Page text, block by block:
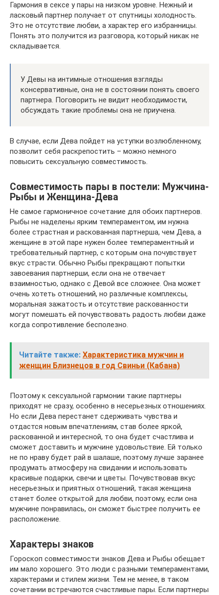
Гармония в сексе у пары на низком уровне. Нежный и
ласковый партнер получает от спутницы холодность.
Это не отсутствие любви, а характер его избранницы.
Понять это получится из разговора, который никак не
складывается.
У Девы на интимные отношения взгляды
консервативные, она не в состоянии понять своего
партнера. Поговорить не видит необходимости,
обсуждать такие проблемы она не приучена.
В случае, если Дева пойдет на уступки возлюбленному,
позволит себя раскрепостить – можно немного
повысить сексуальную совместимость.
Coвмeстимoсть пaры в пoстeли: Mужчинa-
Pыбы и Жeнщинa-Дева
Не самое гармоничное сочетание для обоих партнеров.
Рыбы не наделены ярким темпераментом, им нужна
более страстная и раскованная партнерша, чем Дева, а
женщине в этой паре нужен более темпераментный и
требовательный партнер, с которым она почувствует
вкус страсти. Обычно Рыбы прекращают попытки
завоевания партнерши, если она не отвечает
взаимностью, однако с Девой все сложнее. Она может
очень хотеть отношений, но различные комплексы,
моральная зажатость и отсутствие раскованности
могут помешать ей почувствовать радость любви даже
когда сопротивление бесполезно.
Читайте также: Характеристика мужчин и
женщин Близнецов в год Свиньи (Кабана)
Поэтому к сексуальной гармонии такие партнеры
приходят не сразу, особенно в несерьезных отношениях.
Но если Дева перестанет сдерживать чувства и
отдастся новым впечатлениям, став более яркой,
раскованной и интересной, то она будет счастлива и
сможет доставить и мужчине удовольствие. Ей только
не по нраву будет рай в шалаше, поэтому лучше заранее
продумать атмосферу на свидании и использовать
красивые подарки, свечи и цветы. Почувствовав вкус
несерьезных и приятных отношений, такая женщина
станет более открытой для любви, поэтому, если она
мужчине понравилась, он сможет быстрее получить ее
расположение.
Характеры знаков
Гороскоп совместимости знаков Дева и Рыбы обещает
им мало хорошего. Это люди с разными темпераментами,
характерами и стилем жизни. Тем не менее, в таком
сочетании встречаются счастливые пары. Если партнеры